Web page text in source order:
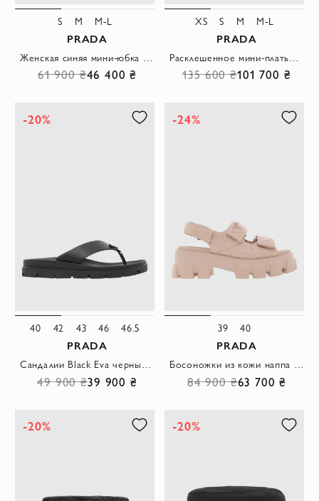
S M M-L
PRADA
61 900 ₴46 400 ₴
XS S M M-L
PRADA
135 600 ₴101 700 ₴
-20%
40 42 43 46 46.5
PRADA
49 900 ₴39 900 ₴
-24%
39 40
PRADA
84 900 ₴63 700 ₴
-20% -20%